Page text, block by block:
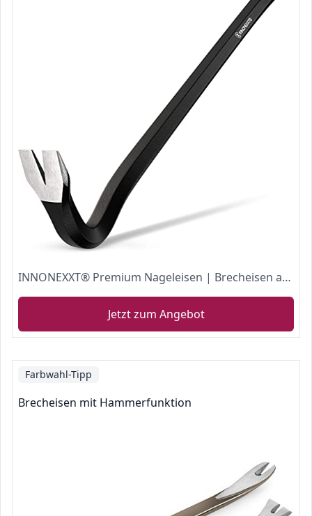
INNONEXXT® Premium Nageleisen | Brecheisen aus Spezialstahl 500 x 18 mm | Nageleisen, Nagelschlitze, Stemmeisen, Brechstange, Meisselschaber, Brecheisen | optimale Hebelwirkung, Biegefest
Jetzt zum Angebot
Farbwahl-Tipp
Brecheisen mit Hammerfunktion